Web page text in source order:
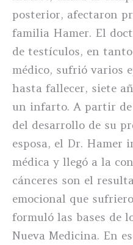
posterior, afectaron
familia Hamer. El
de testículos, en
médico, sufrió varios
hasta fallecer, siete
un infarto. A partir
del desarrollo de su
esposa, el Dr. Hamer
médica y llegó a la
cánceres son el
emocional que
formuló las bases de
Nueva Medicina. En